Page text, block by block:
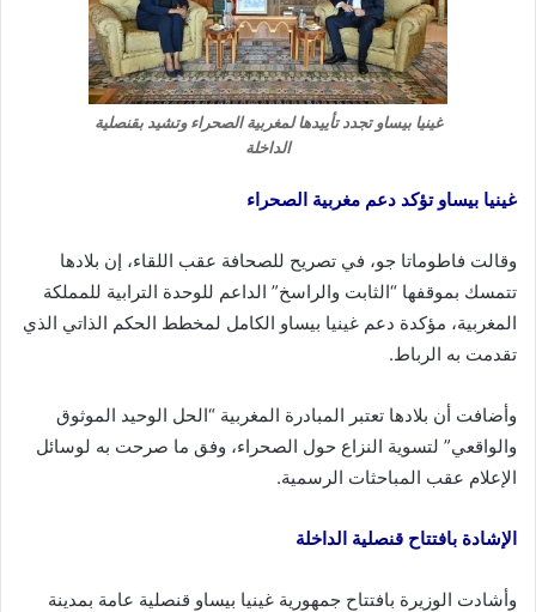
غينيا بيساو تجدد تأييدها لمغربية الصحراء وتشيد بقنصلية
الداخلة
غينيا بيساو تؤكد دعم مغربية الصحراء
وقالت فاطوماتا جو، في تصريح للصحافة عقب اللقاء، إن بلادها
تتمسك بموقفها “الثابت والراسخ” الداعم للوحدة الترابية للمملكة
المغربية، مؤكدة دعم غينيا بيساو الكامل لمخطط الحكم الذاتي الذي
تقدمت به الرباط.
وأضافت أن بلادها تعتبر المبادرة المغربية “الحل الوحيد الموثوق
والواقعي” لتسوية النزاع حول الصحراء، وفق ما صرحت به لوسائل
الإعلام عقب المباحثات الرسمية.
الإشادة بافتتاح قنصلية الداخلة
وأشادت الوزيرة بافتتاح جمهورية غينيا بيساو قنصلية عامة بمدينة